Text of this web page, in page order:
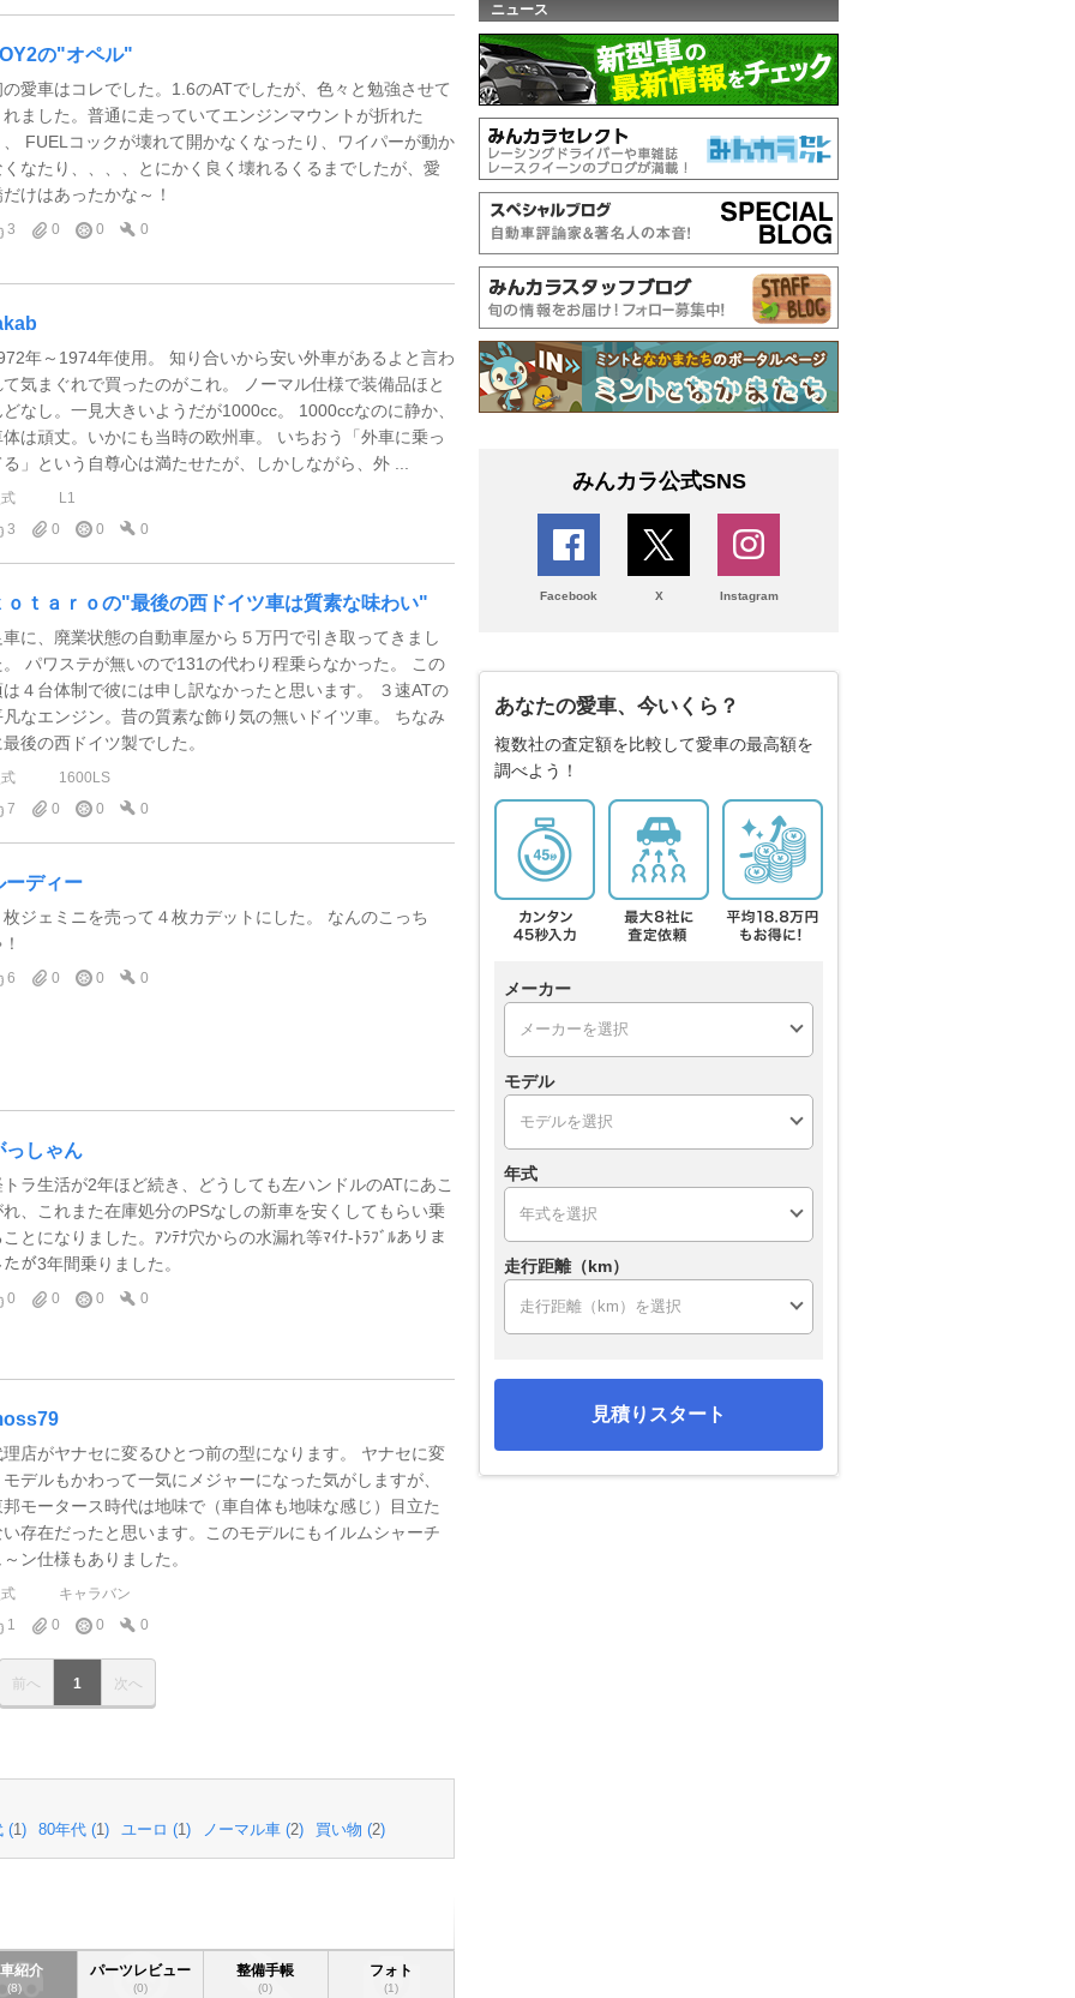
の"オペル"
の愛車はコレでした。1.6のATでしたが、色々と勉強させて
れました。普通に走っていてエンジンマウントが折れた
、 FUELコックが壊れて開かなくなったり、ワイパーが動か
くなたり、、、、とにかく良く壊れるくるまでしたが、愛
けはあったかな～！
3 0 0 0
年～1974年使用。 知り合いから安い外車があるよと言わ
て気まぐれで買ったのがこれ。 ノーマル仕様で装備品ほと
どなし。一見大きいようだが1000cc。 1000ccなのに静か、
体は頑丈。いかにも当時の欧州車。 いちおう「外車に乗っ
る」という自尊心は満たせたが、しかしながら、外 ...
L1
3
0 0 0
ｏｔａｒｏの"最後の西ドイツ車は質素な味わい"
車に、廃業状態の自動車屋から５万円で引き取ってきまし
。 パワステが無いので131の代わり程乗らなかった。 この
は４台体制で彼には申し訳なかったと思います。 ３速ATの
凡なエンジン。昔の質素な飾り気の無いドイツ車。 ちなみ
後の西ドイツ製でした。
1600LS
7
0 0 0
ーディー
枚ジェミニを売って４枚カデットにした。 なんのこっち
6 0 0 0
っしゃん
トラ生活が2年ほど続き、どうしても左ハンドルのATにあこ
れ、これまた在庫処分のPSなしの新車を安くしてもらい乗
ことになりました。ｱﾝﾃﾅ穴からの水漏れ等ﾏｲﾅ-ﾄﾗﾌﾞﾙありま
が3年間乗りました。
0 0 0 0
理店がヤナセに変るひとつ前の型になります。 ヤナセに変
モデルもかわって一気にメジャーになった気がしますが、
邦モータース時代は地味で（車自体も地味な感じ）目立た
い存在だったと思います。このモデルにもイルムシャーチ
ン仕様もありました。
キャラバン
1
0 0 0
前へ 1 次へ
(1 ) 80年代 (1 ) ユーロ (1 ) ノーマル車 (2) 買い物 (2)
紹介
(8)
パーツレビュー
(0)
整備手帳
(0)
フォト
(1)
ニュース
みんカラ公式SNS
Facebook X Instagram
あなたの愛車、今いくら？
複数社の査定額を比較して愛車の最高額を
調べよう！
メーカー
モデル
年式
走行距離（km）
見積りスタート